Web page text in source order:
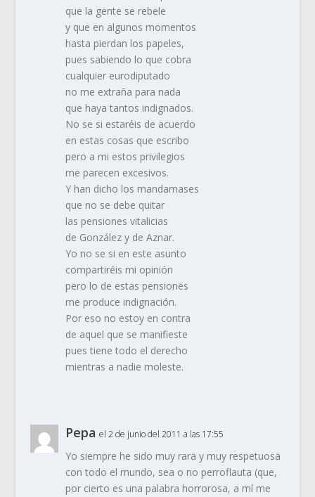
que la gente se rebele
y que en algunos momentos
hasta pierdan los papeles,
pues sabiendo lo que cobra
cualquier eurodiputado
no me extraña para nada
que haya tantos indignados.
No se si estaréis de acuerdo
en estas cosas que escribo
pero a mi estos privilegios
me parecen excesivos.
Y han dicho los mandamases
que no se debe quitar
las pensiones vitalicias
de González y de Aznar.
Yo no se si en este asunto
compartiréis mi opinión
pero lo de estas pensiones
me produce indignación.
Por eso no estoy en contra
de aquel que se manifieste
pues tiene todo el derecho
mientras a nadie moleste.
Pepa el 2 de junio del 2011 a las 17:55
Yo siempre he sido muy rara y muy respetuosa
con todo el mundo, sea o no perroflauta (que,
por cierto es una palabra horrorosa, a mí me